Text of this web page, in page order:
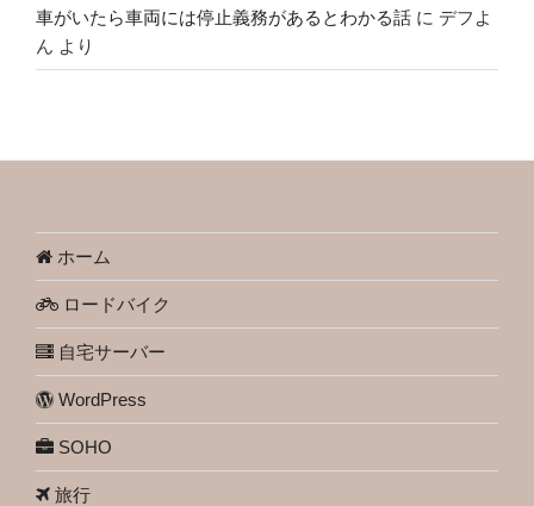
車がいたら車両には停止義務があるとわかる話 に デフよ
ん より
ホーム
ロードバイク
自宅サーバー
WordPress
SOHO
旅行